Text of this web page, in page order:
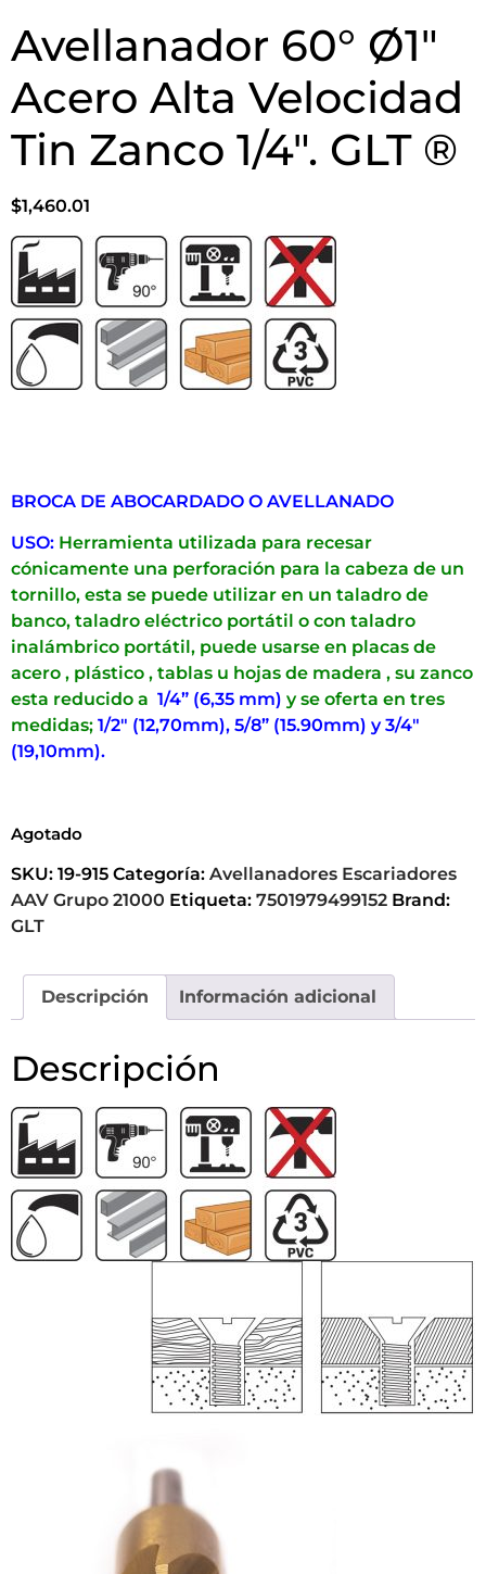
Avellanador 60° Ø1″
Acero Alta Velocidad
Tin Zanco 1/4″. GLT ®
$ 1,460.01
BROCA DE ABOCARDADO O AVELLANADO
USO:Herramienta utilizada para recesar
cónicamente una perforación para la cabeza de un
tornillo, esta se puede utilizar en un taladro de
banco, taladro eléctrico portátil o con taladro
inalámbrico portátil, puede usarse en placas de
acero , plástico , tablas u hojas de madera , su zanco
(19,10mm).
Agotado
AAV Grupo 21000
7501979499152
Brand:
Descripción Información adicional
Descripción